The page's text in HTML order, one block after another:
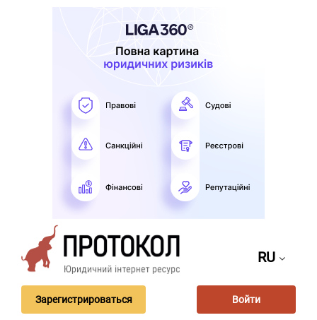
RU
Зарегистрироваться Войти